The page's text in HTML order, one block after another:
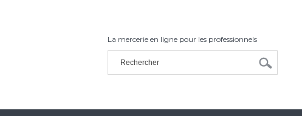
La mercerie en ligne pour les professionnels